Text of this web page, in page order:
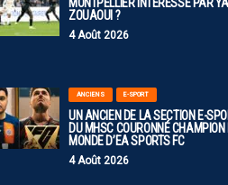
ZOUAOUI ?
4 Août 2026
ANCIENS E-SPORT
UN ANCIEN DE LA SECTION E-
DU MHSC COURONNÉ CHAMPION
MONDE D’EA SPORTS FC
4 Août 2026
poster un commentaire